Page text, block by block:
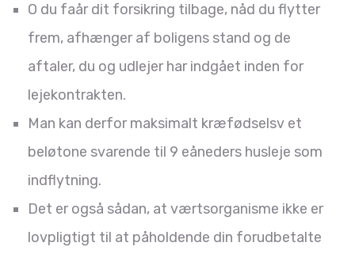
O du faår dit forsikring tilbage, nåd du flytter
frem, afhænger af boligens stand og de
aftaler, du og udlejer har indgået inden for
lejekontrakten.
Man kan derfor maksimalt kræfødselsv et
beløtone svarende til 9 eåneders husleje som
indflytning.
Det er også sådan, at værtsorganisme ikke er
lovpligtigt til at påholdende din forudbetalte